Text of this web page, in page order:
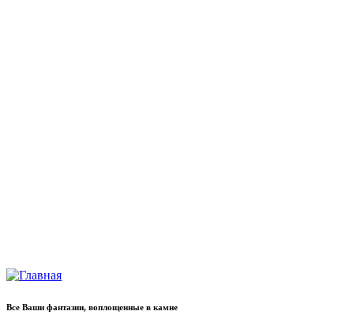
Все Ваши фантазии, воплощенные в камне